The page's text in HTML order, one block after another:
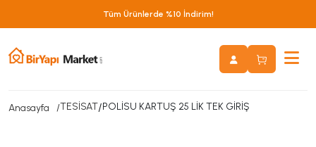
Tüm Ürünlerde %10 İndirim!
Anasayfa TESİSAT/POLİSU KARTUŞ 25 LİK TEK GİRİŞ